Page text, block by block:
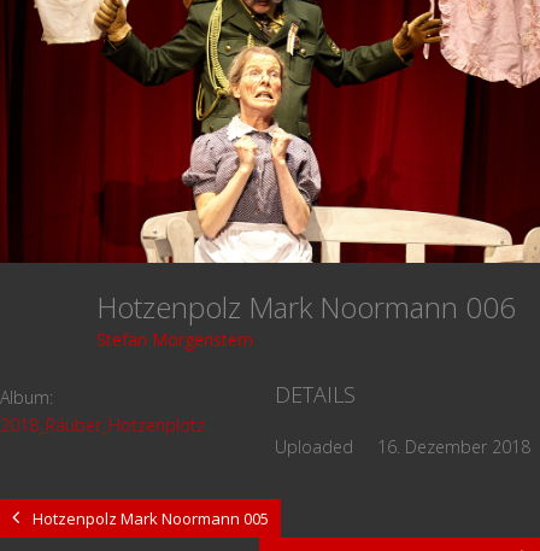
Hotzenpolz Mark Noormann 006
Stefan Morgenstern
Album:
2018_Räuber_Hotzenplotz
DETAILS
Uploaded 16. Dezember 2018
Hotzenpolz Mark Noormann 005